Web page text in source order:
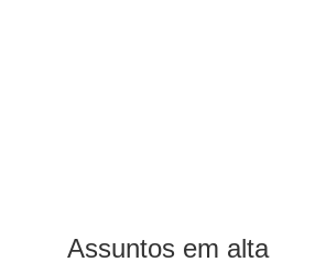
Assuntos em alta